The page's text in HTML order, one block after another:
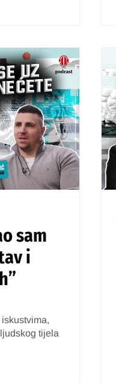
sam
i
tijela